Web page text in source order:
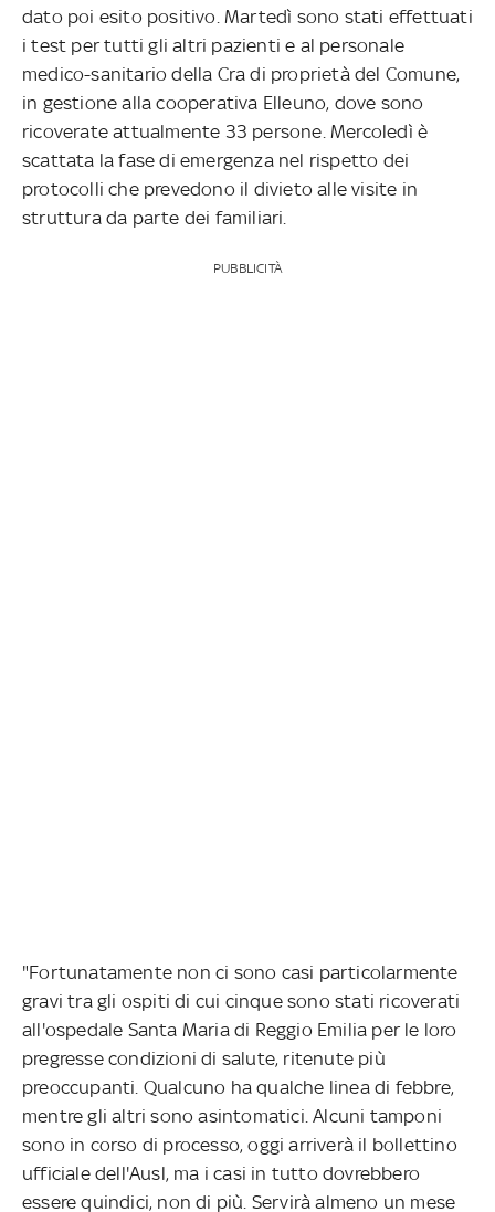
dato poi esito positivo. Martedì sono stati effettuati
i test per tutti gli altri pazienti e al personale
medico-sanitario della Cra di proprietà del Comune,
in gestione alla cooperativa Elleuno, dove sono
ricoverate attualmente 33 persone. Mercoledì è
scattata la fase di emergenza nel rispetto dei
protocolli che prevedono il divieto alle visite in
struttura da parte dei familiari.
PUBBLICITÀ
"Fortunatamente non ci sono casi particolarmente
gravi tra gli ospiti di cui cinque sono stati ricoverati
all'ospedale Santa Maria di Reggio Emilia per le loro
pregresse condizioni di salute, ritenute più
preoccupanti. Qualcuno ha qualche linea di febbre,
mentre gli altri sono asintomatici. Alcuni tamponi
sono in corso di processo, oggi arriverà il bollettino
ufficiale dell'Ausl, ma i casi in tutto dovrebbero
essere quindici, non di più. Servirà almeno un mese